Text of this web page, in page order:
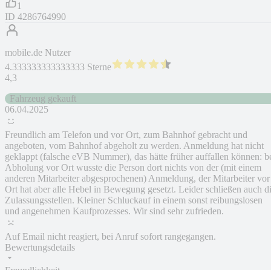
1
ID 4286764990
mobile.de Nutzer
4.333333333333333 Sterne
4,3
Fahrzeug gekauft
06.04.2025
Freundlich am Telefon und vor Ort, zum Bahnhof gebracht und
angeboten, vom Bahnhof abgeholt zu werden. Anmeldung hat nicht
geklappt (falsche eVB Nummer), das hätte früher auffallen können:
Abholung vor Ort wusste die Person dort nichts von der (mit einem
anderen Mitarbeiter abgesprochenen) Anmeldung, der Mitarbeiter vor
Ort hat aber alle Hebel in Bewegung gesetzt. Leider schließen auch
Zulassungsstellen. Kleiner Schluckauf in einem sonst reibungslosen
und angenehmen Kaufprozesses. Wir sind sehr zufrieden.
Auf Email nicht reagiert, bei Anruf sofort rangegangen.
Bewertungsdetails